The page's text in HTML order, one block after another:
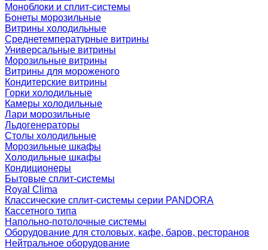
Моноблоки и сплит-системы
Бонеты морозильные
Витрины холодильные
Среднетемпературные витрины
Универсальные витрины
Морозильные витрины
Витрины для мороженого
Кондитерские витрины
Горки холодильные
Камеры холодильные
Лари морозильные
Льдогенераторы
Столы холодильные
Морозильные шкафы
Холодильные шкафы
Кондиционеры
Бытовые сплит-системы
Royal Clima
Классические сплит-системы серии PANDORA
Кассетного типа
Напольно-потолочные системы
Оборудование для столовых, кафе, баров, ресторанов
Нейтральное оборудование